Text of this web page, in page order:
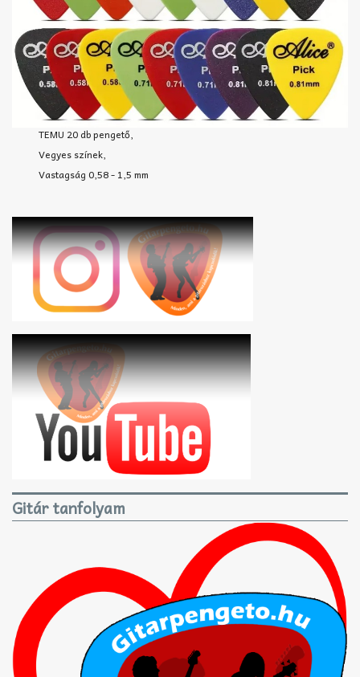
TEMU 20 db pengető,
Vegyes színek,
Vastagság 0,58 - 1,5 mm
Gitár tanfolyam